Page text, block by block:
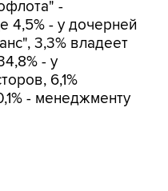
3,3% владеет
- у
6,1%
- менеджменту